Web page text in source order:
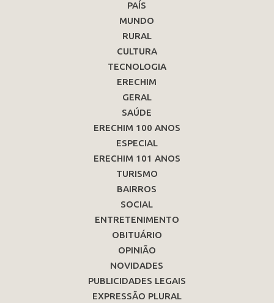
PAÍS
MUNDO
RURAL
CULTURA
TECNOLOGIA
ERECHIM
GERAL
SAÚDE
ERECHIM 100 ANOS
ESPECIAL
ERECHIM 101 ANOS
TURISMO
BAIRROS
SOCIAL
ENTRETENIMENTO
OBITUÁRIO
OPINIÃO
NOVIDADES
PUBLICIDADES LEGAIS
EXPRESSÃO PLURAL